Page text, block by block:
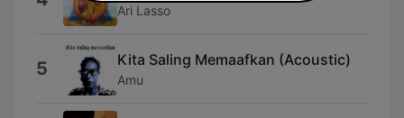
Ari Lasso
5 Kita Saling Memaafkan (Acoustic)
Amu